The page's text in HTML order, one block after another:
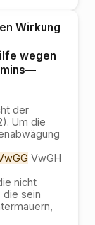
Wirkung
wegen
—
der
Um die
VwGH
nicht
die sein